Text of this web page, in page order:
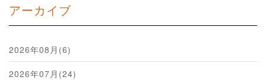
アーカイブ
2026年08月(6)
2026年07月(24)